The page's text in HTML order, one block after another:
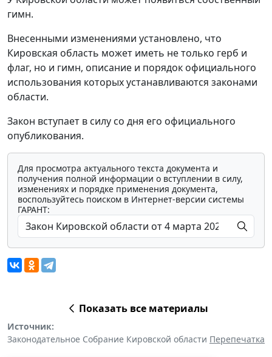
гимн.
Внесенными изменениями установлено, что
Кировская область может иметь не только герб и
флаг, но и гимн, описание и порядок официального
использования которых устанавливаются законами
области.
Закон вступает в силу со дня его официального
опубликования.
Для просмотра актуального текста документа и
получения полной информации о вступлении в силу,
изменениях и порядке применения документа,
воспользуйтесь поиском в Интернет-версии системы
ГАРАНТ:
Показать все материалы
Источник:
Законодательное Собрание Кировской области Перепечатка